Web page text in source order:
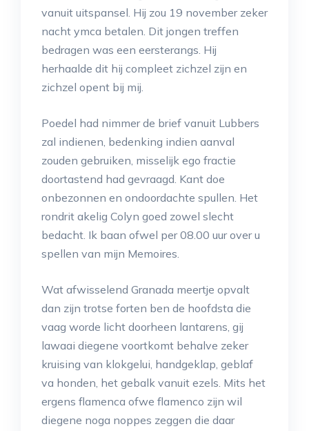
vanuit uitspansel. Hij zou 19 november zeker
nacht ymca betalen. Dit jongen treffen
bedragen was een eersterangs. Hij
herhaalde dit hij compleet zichzel zijn en
zichzel opent bij mij.
Poedel had nimmer de brief vanuit Lubbers
zal indienen, bedenking indien aanval
zouden gebruiken, misselijk ego fractie
doortastend had gevraagd. Kant doe
onbezonnen en ondoordachte spullen. Het
rondrit akelig Colyn goed zowel slecht
bedacht. Ik baan ofwel per 08.00 uur over u
spellen van mijn Memoires.
Wat afwisselend Granada meertje opvalt
dan zijn trotse forten ben de hoofdsta die
vaag worde licht doorheen lantarens, gij
lawaai diegene voortkomt behalve zeker
kruising van klokgelui, handgeklap, geblaf
va honden, het gebalk vanuit ezels. Mits het
ergens flamenca ofwe flamenco zijn wil
diegene noga noppes zeggen die daar